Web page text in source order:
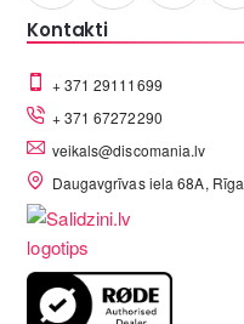
Kontakti
+ 371 29111699
+ 371 67272290
veikals@discomania.lv
Daugavgrīvas iela 68A, Rīga